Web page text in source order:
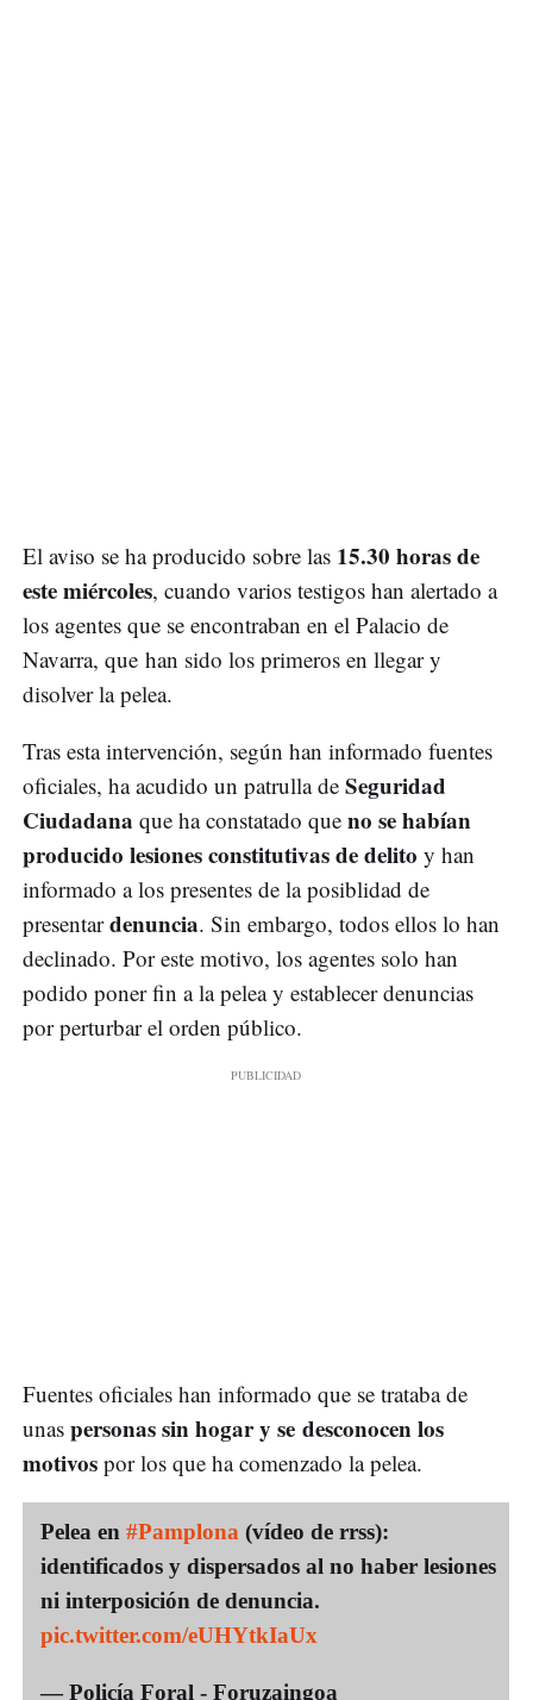
El aviso se ha producido sobre las 15.30 horas de
este miércoles, cuando varios testigos han alertado a
los agentes que se encontraban en el Palacio de
Navarra, que han sido los primeros en llegar y
disolver la pelea.
Tras esta intervención, según han informado fuentes
oficiales, ha acudido un patrulla de Seguridad
Ciudadana que ha constatado que no se habían
producido lesiones constitutivas de delito y han
informado a los presentes de la posiblidad de
presentardenuncia. Sin embargo, todos ellos lo han
declinado. Por este motivo, los agentes solo han
podido poner fin a la pelea y establecer denuncias
por perturbar el orden público.
Fuentes oficiales han informado que se trataba de
unas personas sin hogar y se desconocen los
motivos por los que ha comenzado la pelea.
Pelea en #Pamplona (vídeo de rrss):
identificados y dispersados al no haber lesiones
ni interposición de denuncia.
pic.twitter.com/eUHYtkIaUx
— Policía Foral - Foruzaingoa